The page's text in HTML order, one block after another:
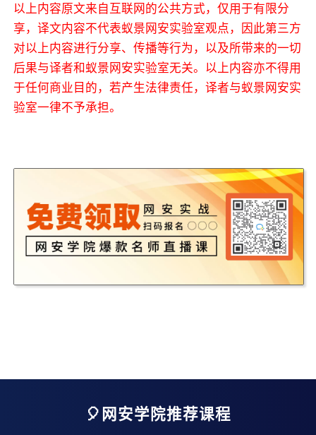
以上内容原文来自互联网的公共方式，仅用于有限分
享，译文内容不代表蚁景网安实验室观点，因此第三方
对以上内容进行分享、传播等行为，以及所带来的一切
后果与译者和蚁景网安实验室无关。以上内容亦不得用
于任何商业目的，若产生法律责任，译者与蚁景网安实
验室一律不予承担。
🎈网安学院推荐课程